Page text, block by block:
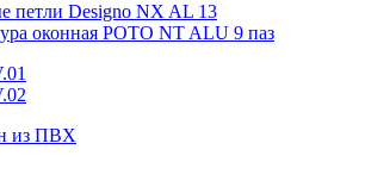
петли Designo NX AL 13
оконная РОТО NT ALU 9 паз
из ПВХ